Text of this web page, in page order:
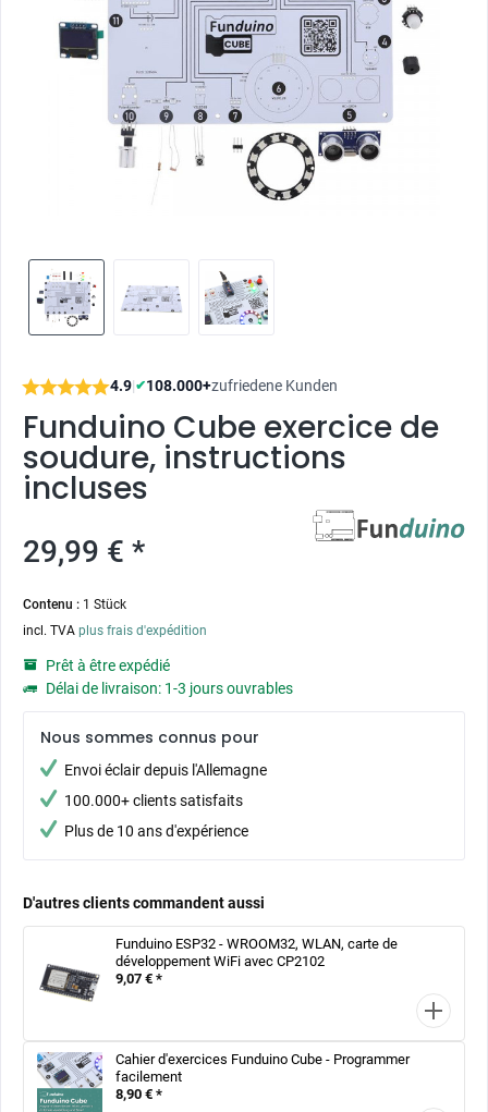
4.9|✔108.000+zufriedene Kunden
Funduino Cube exercice de
soudure, instructions
incluses
29,99 € *
Contenu : 1 Stück
incl. TVA plus frais d'expédition
Prêt à être expédié
Délai de livraison: 1-3 jours ouvrables
Nous sommes connus pour
Envoi éclair depuis l'Allemagne
100.000+ clients satisfaits
Plus de 10 ans d'expérience
D'autres clients commandent aussi
Funduino ESP32 - WROOM32, WLAN, carte de
développement WiFi avec CP2102
9,07 € *
Cahier d'exercices Funduino Cube - Programmer
facilement
8,90 € *